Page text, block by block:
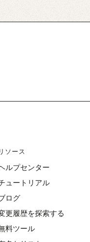
リソース
ルプセンター
ュートリアル
ログ
更履歴を探索する
料ツール